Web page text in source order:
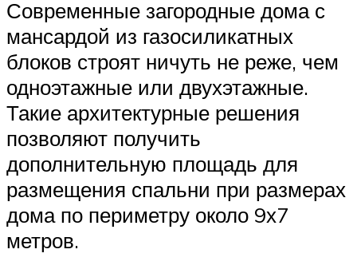
Современные загородные дома с
мансардой из газосиликатных
блоков строят ничуть не реже, чем
одноэтажные или двухэтажные.
Такие архитектурные решения
позволяют получить
дополнительную площадь для
размещения спальни при размерах
дома по периметру около 9х7
метров.